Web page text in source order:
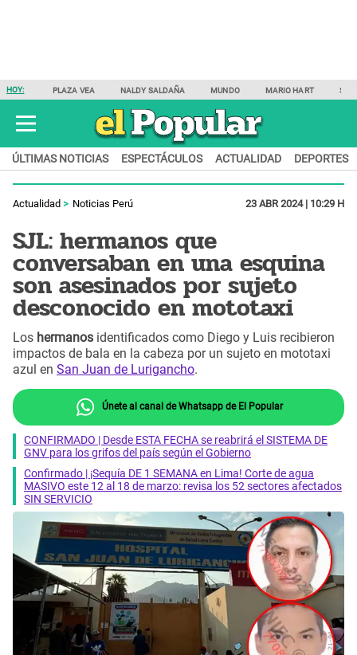
HOY: PLAZA VEA NALDY SALDAÑA MUNDO MARIO HART
ÚLTIMAS NOTICIAS ESPECTÁCULOS ACTUALIDAD DEPORTES
Actualidad Noticias Perú 23 ABR 2024 | 10:29 H
SJL: hermanos que
conversaban en una esquina
son asesinados por sujeto
desconocido en mototaxi
Los hermanos identificados como Diego y Luis recibieron
impactos de bala en la cabeza por un sujeto en mototaxi
azul en San Juan de Lurigancho.
Únete al canal de Whatsapp de El Popular
CONFIRMADO | Desde ESTA FECHA se reabrirá el SISTEMA DE
GNV para los grifos del país según el Gobierno
Confirmado | ¡Sequía DE 1 SEMANA en Lima! Corte de agua
MASIVO este 12 al 18 de marzo: revisa los 52 sectores afectados
SIN SERVICIO